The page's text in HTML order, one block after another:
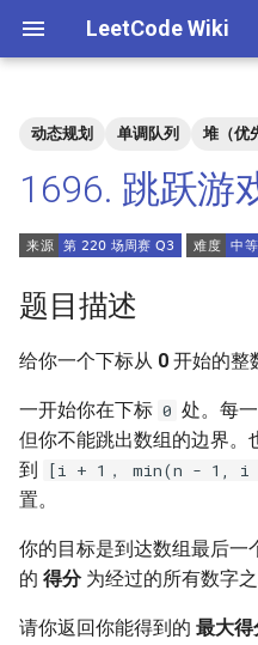
LeetCode Wiki
始
化
搜
列优化
7. 重建二叉树
9. 用两个栈实现队列
10.1. 斐波那契数列
10.2. 青蛙跳台阶问题
11. 旋转数组的最小数字
数
4. 只出现一次的数字
5. 单词长度的最大乘积
6. 排序数组中两个数字之和
7. 数组中和为 0 的三个数
数组
1.5. 一次编辑
1.6. 字符串压缩
1.7. 旋转矩阵
1.8. 零矩阵
1.9. 字符串轮转
动态规划 单调队列 堆（优
1696. 跳跃游
题目描述
给你一个下标从 0 开始的整
一开始你在下标 0 处。每
但你不能跳出数组的边界。
到
[i + 1， min(n - 1, i
置。
你的目标是到达数组最后一
的 得分为经过的所有数字之
请你返回你能得到的 最大得